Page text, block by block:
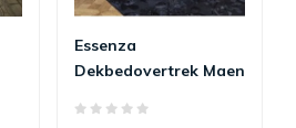
Essenza
Dekbedovertrek Maen